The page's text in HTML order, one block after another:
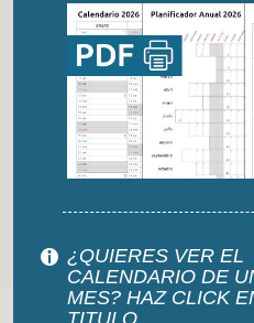
¿QUIERES VER EL
CALENDARIO DE
MES? HAZ CLICK
TITULO...